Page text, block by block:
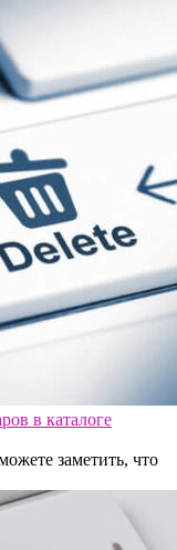
в каталоге
заметить, что